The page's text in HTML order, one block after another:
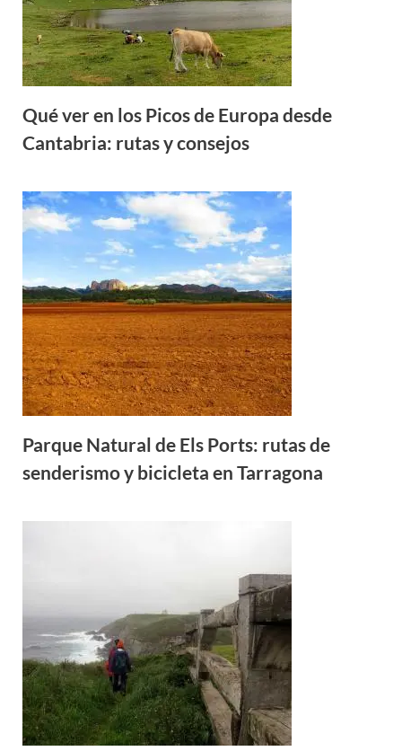
Qué ver en los Picos de Europa desde
Cantabria: rutas y consejos
Parque Natural de Els Ports: rutas de
senderismo y bicicleta en Tarragona